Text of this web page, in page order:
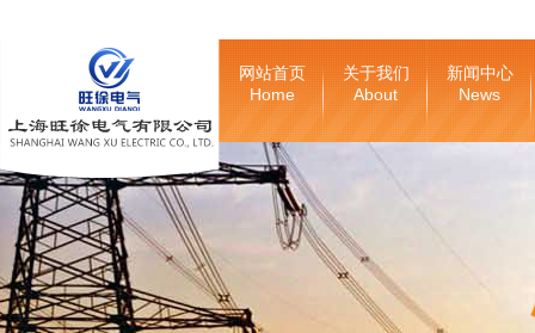
网站首页
Home
关于我们
About
新闻中心
News